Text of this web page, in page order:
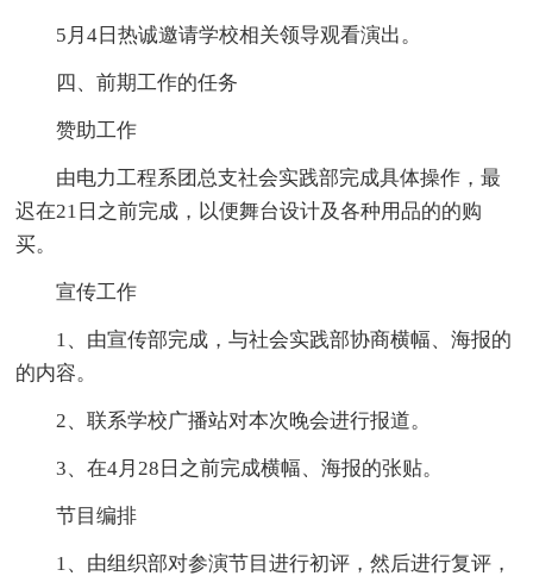
5月4日热诚邀请学校相关领导观看演出。
四、前期工作的任务
赞助工作
由电力工程系团总支社会实践部完成具体操作，最
迟在21日之前完成，以便舞台设计及各种用品的的购
买。
宣传工作
1、由宣传部完成，与社会实践部协商横幅、海报的
的内容。
2、联系学校广播站对本次晚会进行报道。
3、在4月28日之前完成横幅、海报的张贴。
节目编排
1、由组织部对参演节目进行初评，然后进行复评，